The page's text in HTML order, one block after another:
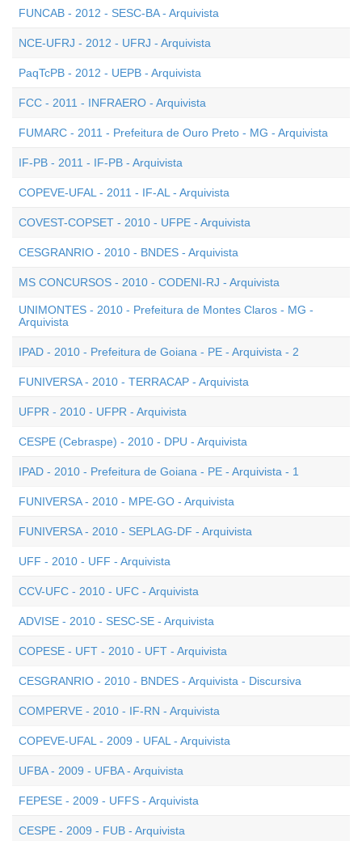
FUNCAB - 2012 - SESC-BA - Arquivista
NCE-UFRJ - 2012 - UFRJ - Arquivista
PaqTcPB - 2012 - UEPB - Arquivista
FCC - 2011 - INFRAERO - Arquivista
FUMARC - 2011 - Prefeitura de Ouro Preto - MG - Arquivista
IF-PB - 2011 - IF-PB - Arquivista
COPEVE-UFAL - 2011 - IF-AL - Arquivista
COVEST-COPSET - 2010 - UFPE - Arquivista
CESGRANRIO - 2010 - BNDES - Arquivista
MS CONCURSOS - 2010 - CODENI-RJ - Arquivista
UNIMONTES - 2010 - Prefeitura de Montes Claros - MG -
Arquivista
IPAD - 2010 - Prefeitura de Goiana - PE - Arquivista - 2
FUNIVERSA - 2010 - TERRACAP - Arquivista
UFPR - 2010 - UFPR - Arquivista
CESPE (Cebraspe) - 2010 - DPU - Arquivista
IPAD - 2010 - Prefeitura de Goiana - PE - Arquivista - 1
FUNIVERSA - 2010 - MPE-GO - Arquivista
FUNIVERSA - 2010 - SEPLAG-DF - Arquivista
UFF - 2010 - UFF - Arquivista
CCV-UFC - 2010 - UFC - Arquivista
ADVISE - 2010 - SESC-SE - Arquivista
COPESE - UFT - 2010 - UFT - Arquivista
CESGRANRIO - 2010 - BNDES - Arquivista - Discursiva
COMPERVE - 2010 - IF-RN - Arquivista
COPEVE-UFAL - 2009 - UFAL - Arquivista
UFBA - 2009 - UFBA - Arquivista
FEPESE - 2009 - UFFS - Arquivista
CESPE - 2009 - FUB - Arquivista